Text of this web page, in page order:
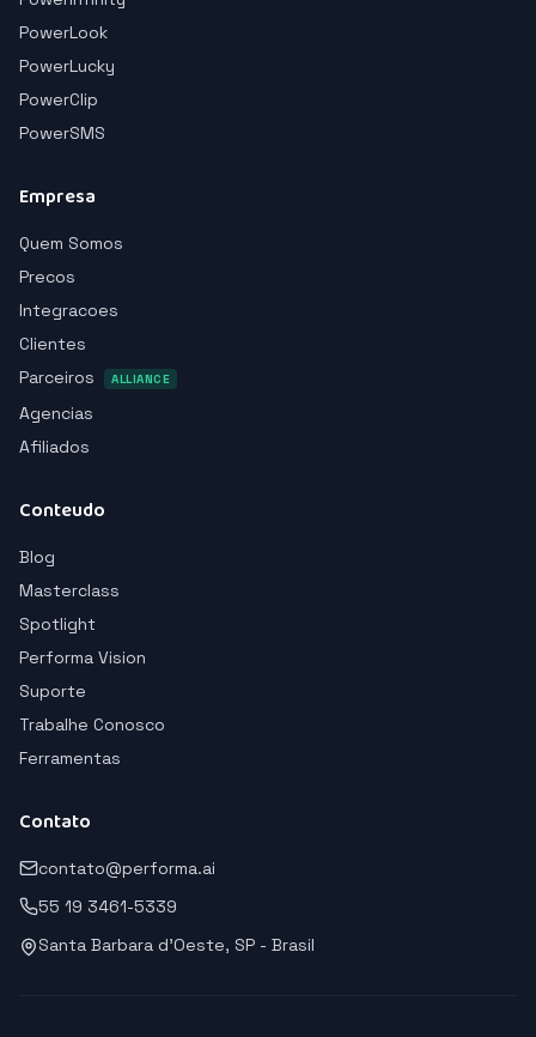
PowerLook
PowerLucky
PowerClip
PowerSMS
Empresa
Quem Somos
Precos
Integracoes
Clientes
Parceiros
ALLIANCE
Agencias
Afiliados
Conteudo
Blog
Masterclass
Spotlight
Performa Vision
Suporte
Trabalhe Conosco
Ferramentas
Contato
contato@performa.ai
55 19 3461-5339
Santa Barbara d'Oeste, SP - Brasil